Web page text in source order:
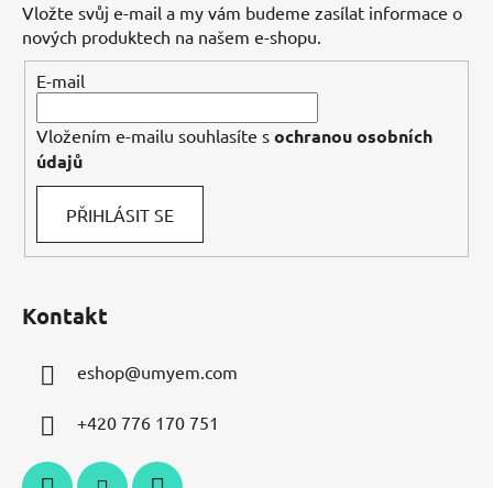
Vložte svůj e-mail a my vám budeme zasílat informace o
nových produktech na našem e-shopu.
E-mail
Vložením e-mailu souhlasíte s ochranou osobních
údajů
PŘIHLÁSIT SE
Kontakt
eshop@umyem.com
+420 776 170 751